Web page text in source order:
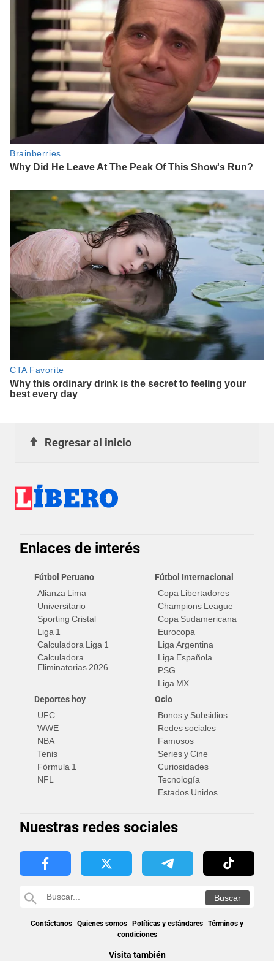
Regresar al inicio
Enlaces de interés
Fútbol Peruano
Alianza Lima
Universitario
Sporting Cristal
Liga 1
Calculadora Liga 1
Calculadora
Eliminatorias 2026
Fútbol Internacional
Copa Libertadores
Champions League
Copa Sudamericana
Eurocopa
Liga Argentina
Liga Española
PSG
Liga MX
Deportes hoy
UFC
WWE
NBA
Tenis
Fórmula 1
NFL
Ocio
Bonos y Subsidios
Redes sociales
Famosos
Series y Cine
Curiosidades
Tecnología
Estados Unidos
Nuestras redes sociales
Contáctanos Quienes somos Políticas y estándares Términos y
condiciones
Visita también